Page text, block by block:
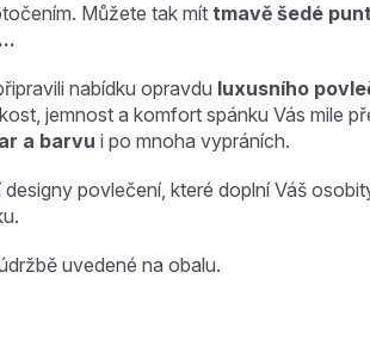
Můžete tak mít tmavě šedé
nabídku opravdu luxusního
jemnost a komfort spánku Vás mile
a barvu i po mnoha vypráních.
povlečení, které doplní Váš
uvedené na obalu.